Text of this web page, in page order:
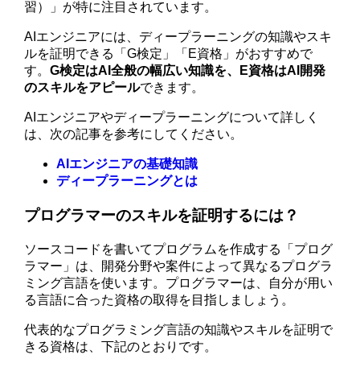
習）」が特に注目されています。
AIエンジニアには、ディープラーニングの知識やスキ
ルを証明できる「G検定」「E資格」がおすすめで
す。G検定はAI全般の幅広い知識を、E資格はAI開発
のスキルをアピールできます。
AIエンジニアやディープラーニングについて詳しく
は、次の記事を参考にしてください。
AIエンジニアの基礎知識
ディープラーニングとは
プログラマーのスキルを証明するには？
ソースコードを書いてプログラムを作成する「プログ
ラマー」は、開発分野や案件によって異なるプログラ
ミング言語を使います。プログラマーは、自分が用い
る言語に合った資格の取得を目指しましょう。
代表的なプログラミング言語の知識やスキルを証明で
きる資格は、下記のとおりです。